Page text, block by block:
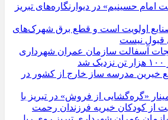
امام حسینیم» در دیوارنگاره‌های تبریز
اولویت است و قطع برق شهرک‌های
قبول نیست
آسفالت سازمان عمران شهرداری
خیرین مدرسه ‌ساز خارج از کشور در
«گره‌گشایی از فروش» در تبریز با
از کودکان خیریه فرزندان رحمت